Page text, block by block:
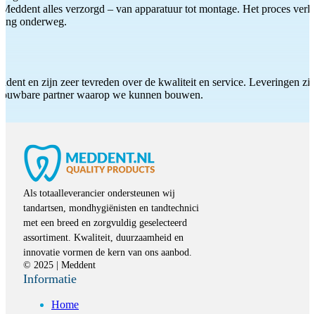
alles verzorgd – van apparatuur tot montage. Het proces
onderweg.
en zijn zeer tevreden over de kwaliteit en service. Leveringen
partner waarop we kunnen bouwen.
Als totaalleverancier ondersteunen wij
tandartsen, mondhygiënisten en tandtechnici
met een breed en zorgvuldig geselecteerd
assortiment. Kwaliteit, duurzaamheid en
innovatie vormen de kern van ons aanbod.
© 2025 | Meddent
Informatie
Home